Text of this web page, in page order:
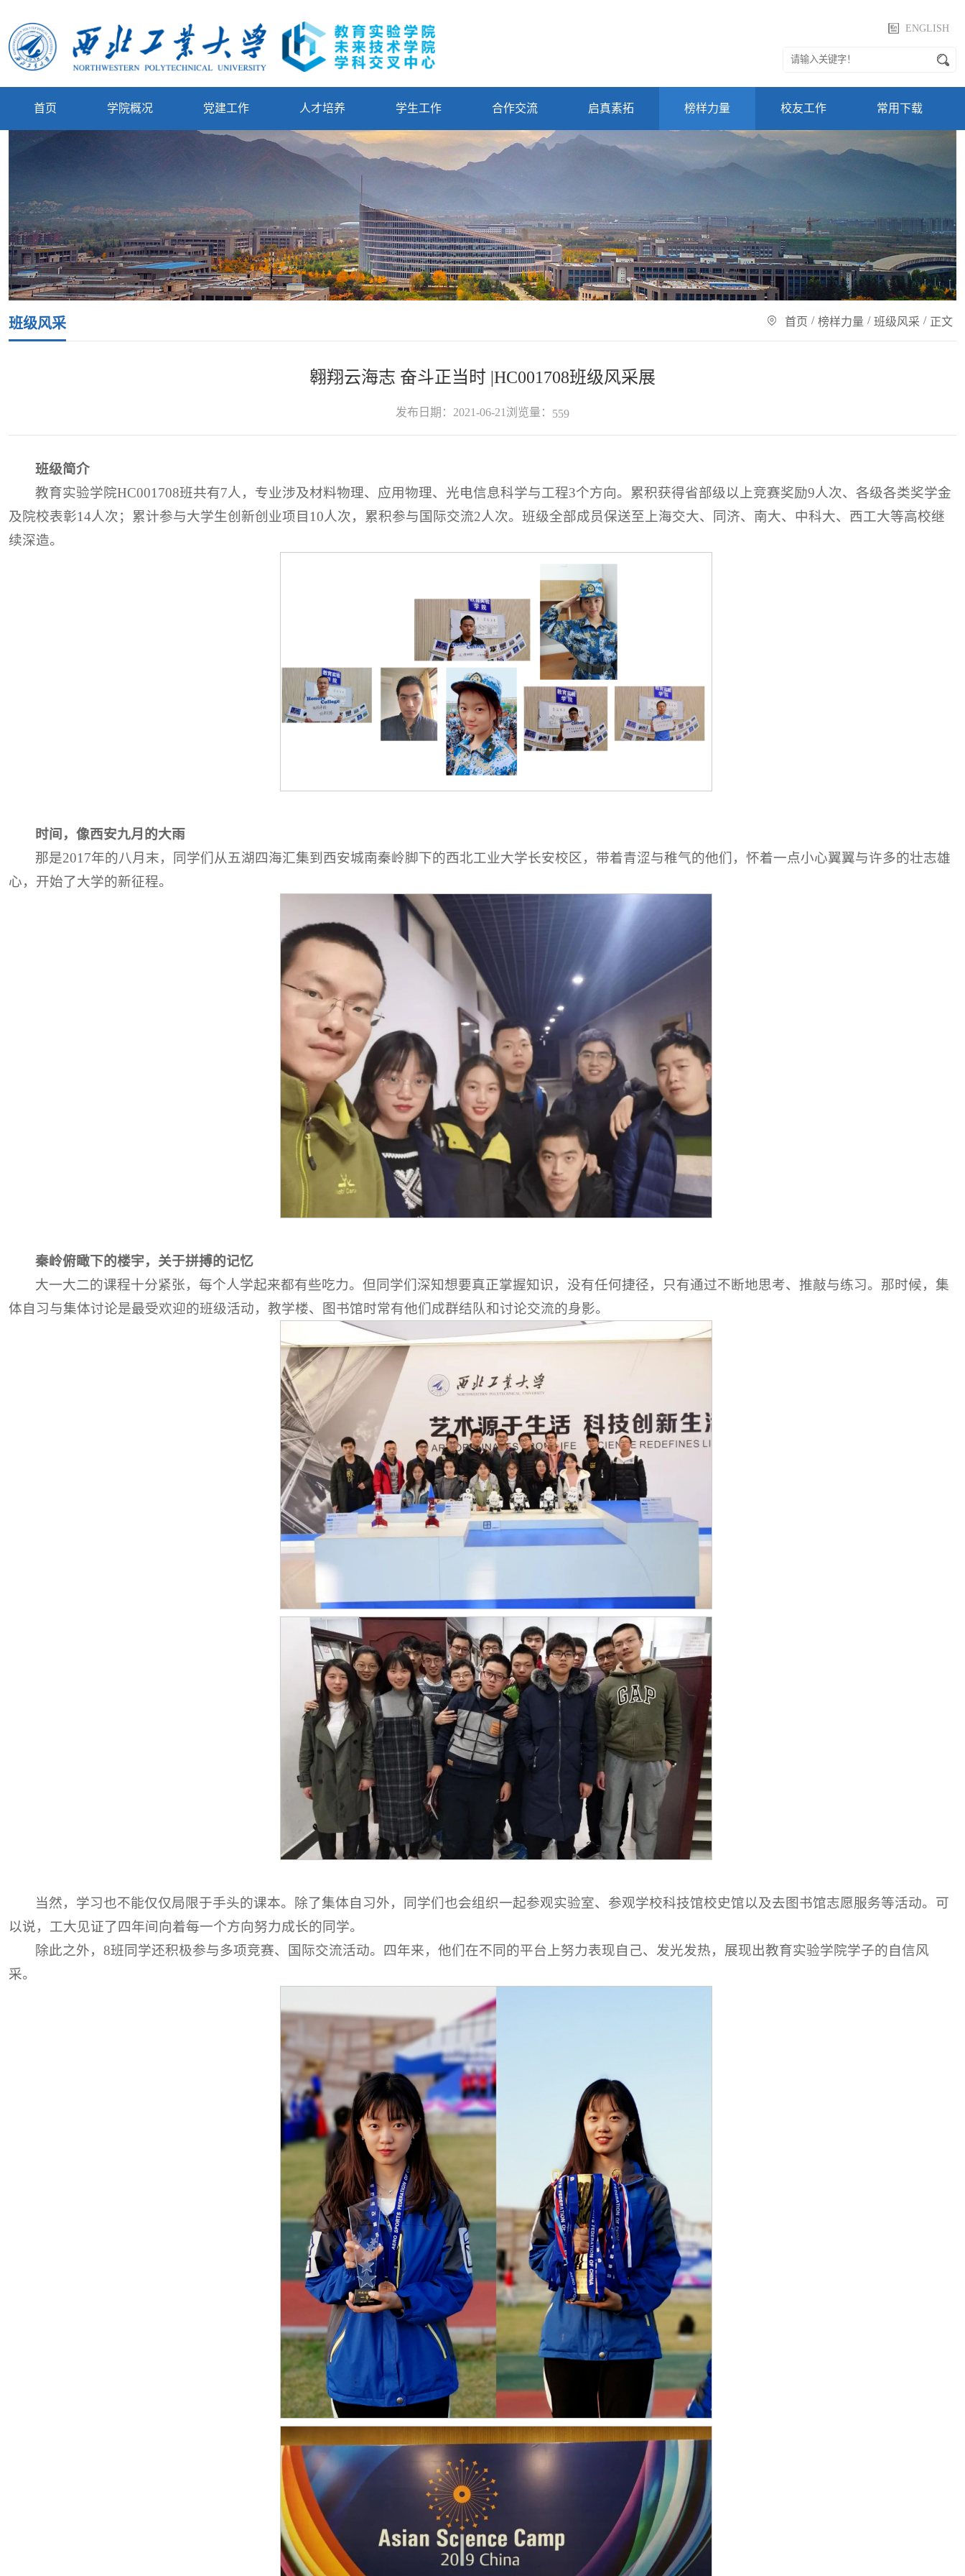
ENGLISH
首页 学院概况 党建工作 人才培养 学生工作 合作交流 启真素拓 榜样力量 校友工作 常用下载
班级风采 首页 / 榜样力量 / 班级风采 / 正文
翱翔云海志 奋斗正当时 |HC001708班级风采展
发布日期：2021-06-21 浏览量： 559
班级简介
教育实验学院HC001708班共有7人，专业涉及材料物理、应用物理、光电信息科学与工程3个方向。累积获得省部级以上竞赛奖励9人次、各级各类奖学金
及院校表彰14人次；累计参与大学生创新创业项目10人次，累积参与国际交流2人次。班级全部成员保送至上海交大、同济、南大、中科大、西工大等高校继
续深造。
时间，像西安九月的大雨
那是2017年的八月末，同学们从五湖四海汇集到西安城南秦岭脚下的西北工业大学长安校区，带着青涩与稚气的他们，怀着一点小心翼翼与许多的壮志雄
心，开始了大学的新征程。
秦岭俯瞰下的楼宇，关于拼搏的记忆
大一大二的课程十分紧张，每个人学起来都有些吃力。但同学们深知想要真正掌握知识，没有任何捷径，只有通过不断地思考、推敲与练习。那时候，集
体自习与集体讨论是最受欢迎的班级活动，教学楼、图书馆时常有他们成群结队和讨论交流的身影。
当然，学习也不能仅仅局限于手头的课本。除了集体自习外，同学们也会组织一起参观实验室、参观学校科技馆校史馆以及去图书馆志愿服务等活动。可
以说，工大见证了四年间向着每一个方向努力成长的同学。
除此之外，8班同学还积极参与多项竞赛、国际交流活动。四年来，他们在不同的平台上努力表现自己、发光发热，展现出教育实验学院学子的自信风
采。